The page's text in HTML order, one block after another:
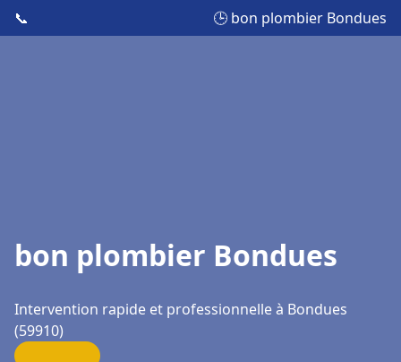
📞 🕒 bon plombier Bondues
bon plombier Bondues
Intervention rapide et professionnelle à Bondues
(59910)